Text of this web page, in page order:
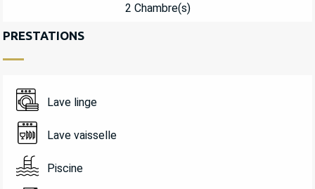
2 Chambre(s)
PRESTATIONS
Lave linge
Lave vaisselle
Piscine